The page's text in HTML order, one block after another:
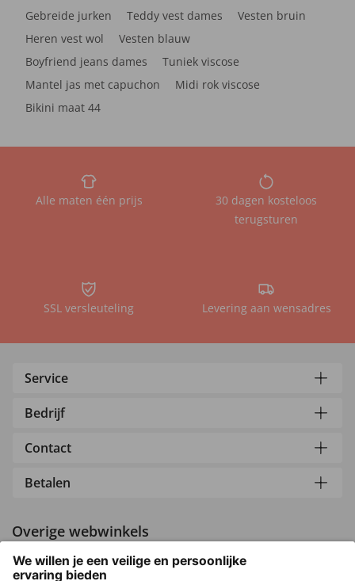
Gebreide jurken Teddy vest dames
Vesten bruin
Heren vest wol
Vesten blauw
Boyfriend jeans dames
Tuniek viscose
Mantel jas met capuchon
Midi rok viscose
Bikini maat 44
Alle maten één prijs
30 dagen kosteloos
terugsturen
SSL versleuteling Levering aan wensadres
Service
Bedrijf
Contact
Betalen
Overige webwinkels
Nederland